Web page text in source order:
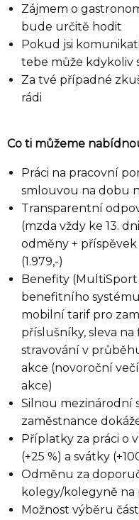
Zájmem o
bude určitě hodit
Pokud jsi
tebe může kdykoliv
Za tvé případné
rádi
Co ti můžeme
Práci na pracovní
smlouvou na dobu
Transparentní
(mzda vždy ke 13.
odměny +
(1.979,-)
Benefity
benefitního
mobilní tarif pro
příslušníky, sleva
stravování v
akce (novoroční
akce)
Silnou mezinárodní
zaměstnance
Příplatky za práci o
(+25 %) a svátky
Odměnu za
kolegy/kolegyně na
Možnost výběru